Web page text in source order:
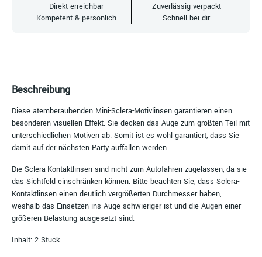
Direkt erreichbar
Kompetent & persönlich
Zuverlässig verpackt
Schnell bei dir
Beschreibung
Diese atemberaubenden Mini-Sclera-Motivlinsen garantieren einen
besonderen visuellen Effekt. Sie decken das Auge zum größten Teil mit
unterschiedlichen Motiven ab. Somit ist es wohl garantiert, dass Sie
damit auf der nächsten Party auffallen werden.
Die Sclera-Kontaktlinsen sind nicht zum Autofahren zugelassen, da sie
das Sichtfeld einschränken können. Bitte beachten Sie, dass Sclera-
Kontaktlinsen einen deutlich vergrößerten Durchmesser haben,
weshalb das Einsetzen ins Auge schwieriger ist und die Augen einer
größeren Belastung ausgesetzt sind.
Inhalt: 2 Stück